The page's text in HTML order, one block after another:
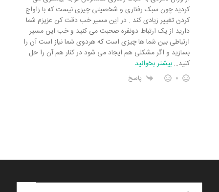
کردید چون سبک رفتاری و شخصیتی چیزی نیست که با زاواج
کردن تغییر زیادی کند . در این مسیر خب دقت کن عزیزم شما
دارید از یک ارتباط دونفره صحبت می کنید و خب این مسیر
ارتباطی بین شما ها چیزی است که هردوی شما نیاز است آن را
بسازید و اگر مشکلی هم ایجاد می شود در کنار هم آن را حل
کنید… بیشتر بخوانید
0 پاسخ